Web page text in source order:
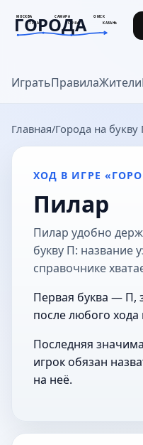
МОСКВА САМАРА
ОМСК
ТУЛА
СОЧИ КАЗАНЬ
ГОРОДА
goroda-na.ru
ИгратьПравилаЖители
Главная Города на букву
ХОД В ИГРЕ
Пилар
Пилар удобно
букву П: название
справочнике
Первая буква — П,
после любого хода
Последняя
игрок обязан
на неё.